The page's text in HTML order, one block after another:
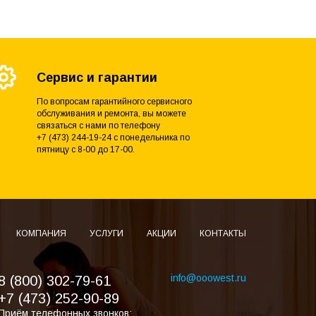
Сервис и гарантии
По вопросам гарантийного сервисного
обслуживания и ремонта, вы можете
связаться с нами по телефону
+7 (473) 244-19-24 с понедельника по
пятницу с 8-00 до 17-00.
КОМПАНИЯ УСЛУГИ АКЦИИ КОНТАКТЫ
(800) 302-79-61
(473) 252-90-89
телефонных звонков:
info@ooowest.ru